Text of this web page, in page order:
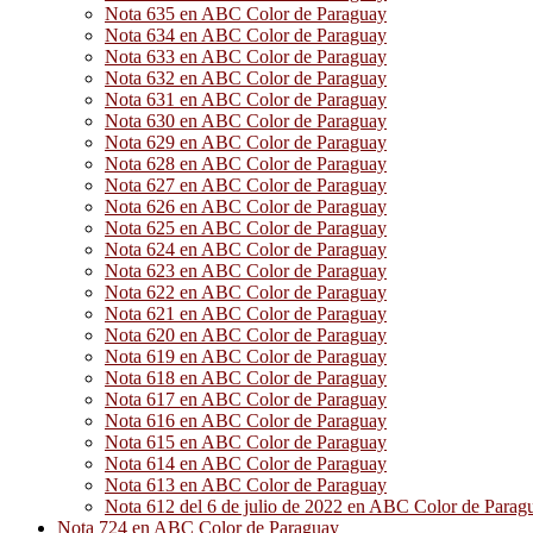
Nota 635 en ABC Color de Paraguay
Nota 634 en ABC Color de Paraguay
Nota 633 en ABC Color de Paraguay
Nota 632 en ABC Color de Paraguay
Nota 631 en ABC Color de Paraguay
Nota 630 en ABC Color de Paraguay
Nota 629 en ABC Color de Paraguay
Nota 628 en ABC Color de Paraguay
Nota 627 en ABC Color de Paraguay
Nota 626 en ABC Color de Paraguay
Nota 625 en ABC Color de Paraguay
Nota 624 en ABC Color de Paraguay
Nota 623 en ABC Color de Paraguay
Nota 622 en ABC Color de Paraguay
Nota 621 en ABC Color de Paraguay
Nota 620 en ABC Color de Paraguay
Nota 619 en ABC Color de Paraguay
Nota 618 en ABC Color de Paraguay
Nota 617 en ABC Color de Paraguay
Nota 616 en ABC Color de Paraguay
Nota 615 en ABC Color de Paraguay
Nota 614 en ABC Color de Paraguay
Nota 613 en ABC Color de Paraguay
Nota 612 del 6 de julio de 2022 en ABC Color de
Nota 724 en ABC Color de Paraguay